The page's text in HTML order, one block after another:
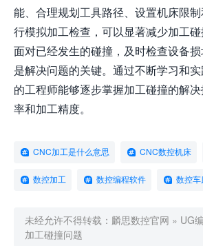
能、合理规划工具路径、设置机床限
行模拟加工检查，可以显著减少加工碰
面对已经发生的碰撞，及时检查设备
是解决问题的关键。通过不断学习和
的工程师能够逐步掌握加工碰撞的解
率和加工精度。
CNC加工是什么意思 CNC数控机床
数控加工 数控编程软件 数控车
未经允许不得转载： 麟思数控官网 » UG
加工碰撞问题